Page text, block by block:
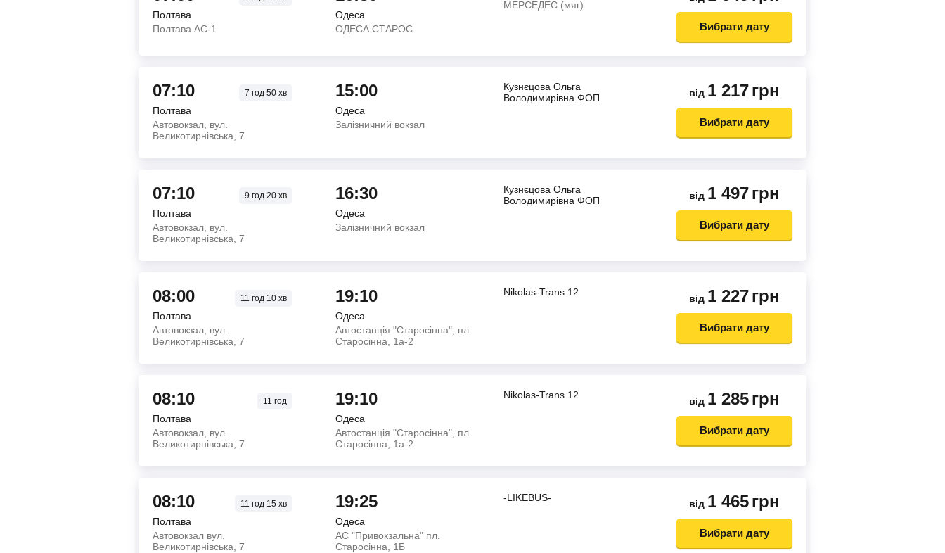
Полтава
Полтава АС-1
Одеса
ОДЕСА СТАРОС
МЕРСЕДЕС (мяг)
Вибрати дату
07:10 7 год50 хв
Полтава
Автовокзал, вул.
Великотирнівська, 7
15:00
Одеса
Залізничний вокзал
Кузнєцова Ольга
Володимирiвна ФОП
від 1 217грн
Вибрати дату
07:10 9 год20 хв
Полтава
Автовокзал, вул.
Великотирнівська, 7
16:30
Одеса
Залізничний вокзал
Кузнєцова Ольга
Володимирiвна ФОП
від 1 497грн
Вибрати дату
08:00 11 год10 хв
Полтава
Автовокзал, вул.
Великотирнівська, 7
19:10
Одеса
Автостанція "Старосінна", пл.
Старосінна, 1а-2
Nikolas-Trans 12
від 1 227грн
Вибрати дату
08:10 11 год
Полтава
Автовокзал, вул.
Великотирнівська, 7
19:10
Одеса
Автостанція "Старосінна", пл.
Старосінна, 1а-2
Nikolas-Trans 12
від 1 285грн
Вибрати дату
08:10 11 год15 хв
Полтава
Автовокзал вул.
Великотирнівська, 7
19:25
Одеса
АС "Привокзальна" пл.
Старосінна, 1Б
-LIKEBUS-
від 1 465грн
Вибрати дату